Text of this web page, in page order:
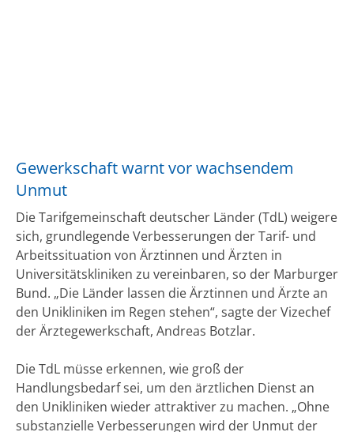
Gewerkschaft warnt vor wachsendem
Unmut
Die Tarifgemeinschaft deutscher Länder (TdL) weigere
sich, grundlegende Verbesserungen der Tarif- und
Arbeitssituation von Ärztinnen und Ärzten in
Universitätskliniken zu vereinbaren, so der Marburger
Bund. „Die Länder lassen die Ärztinnen und Ärzte an
den Unikliniken im Regen stehen“, sagte der Vizechef
der Ärztegewerkschaft, Andreas Botzlar.
Die TdL müsse erkennen, wie groß der
Handlungsbedarf sei, um den ärztlichen Dienst an
den Unikliniken wieder attraktiver zu machen. „Ohne
substanzielle Verbesserungen wird der Unmut der